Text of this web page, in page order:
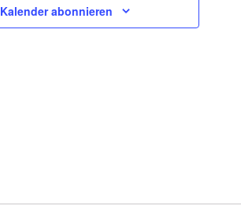
Kalender abonnieren